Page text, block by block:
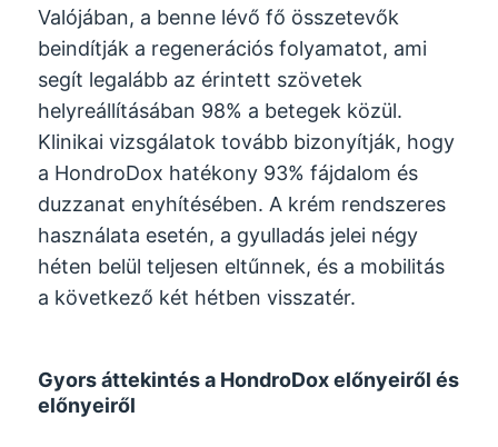
Valójában, a benne lévő fő összetevők
beindítják a regenerációs folyamatot, ami
segít legalább az érintett szövetek
helyreállításában 98% a betegek közül.
Klinikai vizsgálatok tovább bizonyítják, hogy
a HondroDox hatékony 93% fájdalom és
duzzanat enyhítésében. A krém rendszeres
használata esetén, a gyulladás jelei négy
héten belül teljesen eltűnnek, és a mobilitás
a következő két hétben visszatér.
Gyors áttekintés a HondroDox előnyeiről és
előnyeiről